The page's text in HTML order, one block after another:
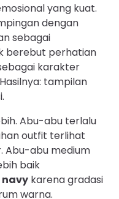
yang kuat.
dengan
sebagai
berebut perhatian
karakter
tampilan
Abu-abu terlalu
outfit terlihat
Abu-abu medium
baik
karena gradasi
warna.